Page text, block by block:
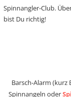
Spinnangler-Club.
bist Du richtig!
Barsch-Alarm (kurz
Spinnangeln oder